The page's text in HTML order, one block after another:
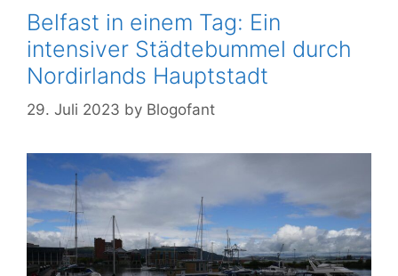
Belfast in einem Tag: Ein
intensiver Städtebummel durch
Nordirlands Hauptstadt
29. Juli 2023 by Blogofant